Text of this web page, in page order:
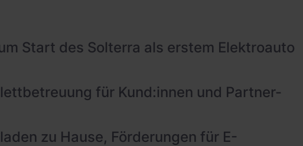
Start des Solterra als erstem Elektroauto
für Kund:innen und Partner-
zu Hause, Förderungen für E-